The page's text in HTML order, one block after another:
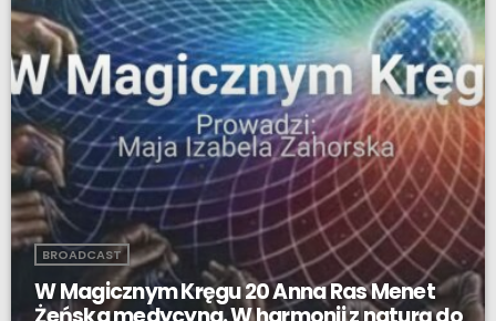
BROADCAST
W Magicznym Kręgu 20 Anna Ras Menet